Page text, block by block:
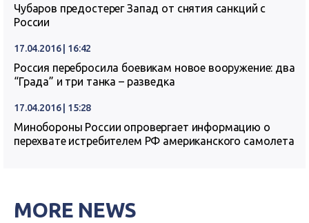
Чубаров предостерег Запад от снятия санкций с
России
17.04.2016 | 16:42
Россия перебросила боевикам новое вооружение: два
“Града” и три танка – разведка
17.04.2016 | 15:28
Минобороны России опровергает информацию о
перехвате истребителем РФ американского самолета
MORE NEWS